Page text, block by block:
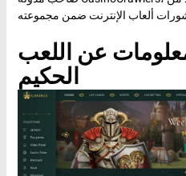
عن اللعب
الحكيم